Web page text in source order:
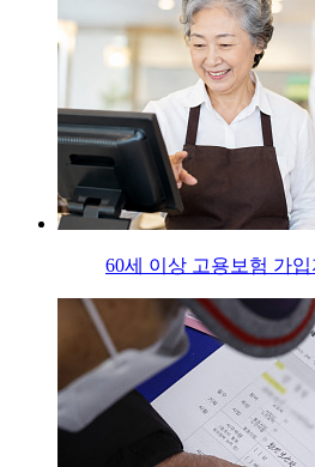
60세 이상 고용보험 가